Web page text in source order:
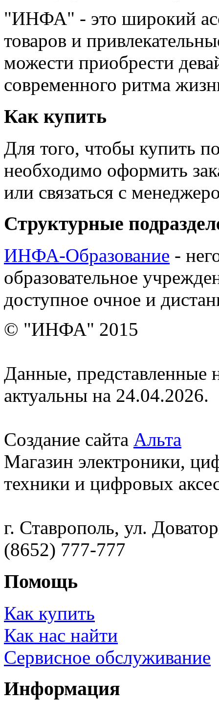
"ИНФА" - это широкий
товаров и
можести приобрести
современного ритма
Как купить
Для того, чтобы купить
необходимо оформить
или связаться с
Структурные
ИНФА-Образование -
образовательное
доступное очное и
© "ИНФА" 2015
Данные, представленные
актуальны на 24.04.2026.
Создание сайта Альта
Магазин электроники,
техники и цифровых
г. Ставрополь, ул.
(8652) 777-777
Помощь
Как купить
Как нас найти
Сервисное обслуживание
Информация